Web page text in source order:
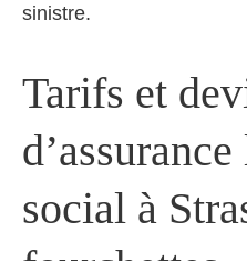
sinistre.
Tarifs et
social à